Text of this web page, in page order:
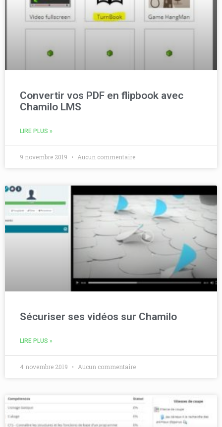
Convertir vos PDF en flipbook avec
Chamilo LMS
LIRE PLUS »
9 novembre 2019 Aucun commentaire
Sécuriser ses vidéos sur Chamilo
LIRE PLUS »
4 novembre 2019 Aucun commentaire